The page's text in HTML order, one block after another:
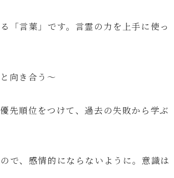
「言葉」です。言霊の力を上手に使っ
向き合う～
先順位をつけて、過去の失敗から学ぶ
で、感情的にならないように。意識は